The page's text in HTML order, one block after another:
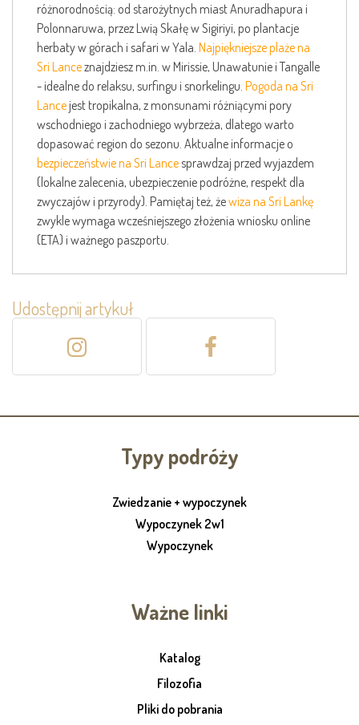
różnorodnością: od starożytnych miast Anuradhapura i
Polonnaruwa, przez Lwią Skałę w Sigiriyi, po plantacje
herbaty w górach i safari w Yala. Najpiękniejsze plaże na
Sri Lanceznajdziesz m.in. w Mirissie, Unawatunie i Tangalle
- idealne do relaksu, surfingu i snorkelingu. Pogoda na Sri
Lance jest tropikalna, z monsunami różniącymi pory
wschodniego i zachodniego wybrzeża, dlatego warto
dopasować region do sezonu. Aktualne informacje o
bezpieczeństwie na Sri Lancesprawdzaj przed wyjazdem
(lokalne zalecenia, ubezpieczenie podróżne, respekt dla
zwyczajów i przyrody). Pamiętaj też, żewiza na Sri Lankę
zwykle wymaga wcześniejszego złożenia wniosku online
(ETA) i ważnego paszportu.
Udostępnij artykuł
Typy podróży
Zwiedzanie + wypoczynek
Wypoczynek 2w1
Wypoczynek
Ważne linki
Katalog
Filozofia
Pliki do pobrania